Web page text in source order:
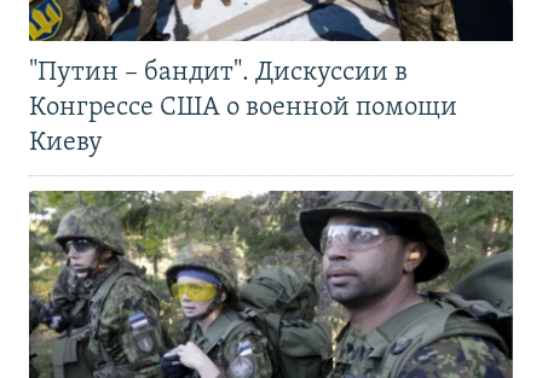
"Путин – бандит". Дискуссии в
Конгрессе США о военной помощи
Киеву